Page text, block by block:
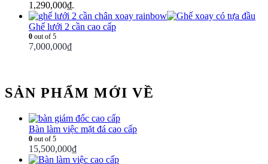
1,290,000₫.
Ghế lưới 2 cần cao cấp
0 out of 5
7,000,000₫
SẢN PHẨM MỚI VỀ
Bàn làm việc mặt đá cao cấp
0 out of 5
15,500,000₫